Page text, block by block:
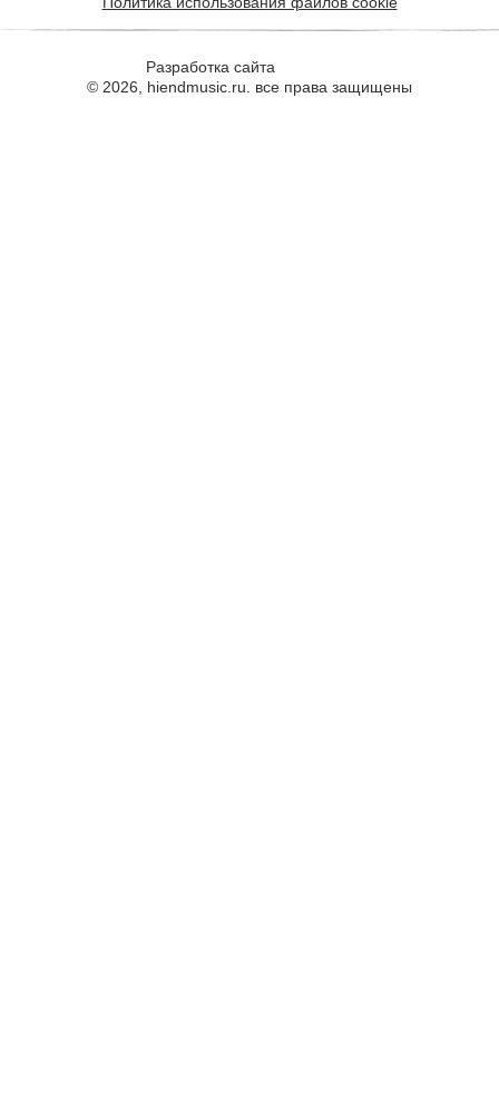
Разработка сайта
© 2026, hiendmusic.ru. все права защищены